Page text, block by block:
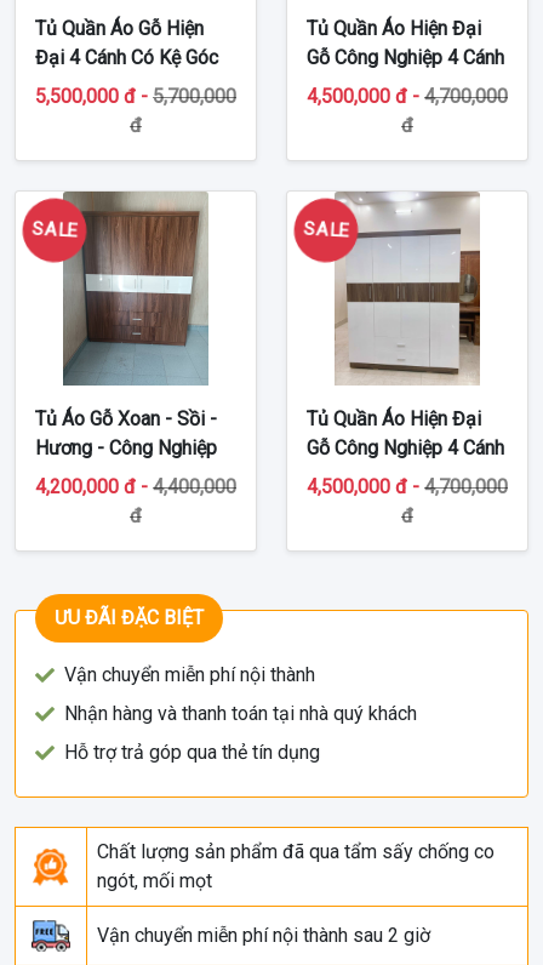
Tủ Quần Áo Gỗ Hiện
Đại 4 Cánh Có Kệ Góc
TT-MDF40
5,500,000 đ - 5,700,000
đ
Tủ Quần Áo Hiện Đại
Gỗ Công Nghiệp 4 Cánh
TT-G38
4,500,000 đ - 4,700,000
đ
SALE
Tủ Áo Gỗ Xoan - Sồi -
Hương - Công Nghiệp
TT-G35
4,200,000 đ - 4,400,000
đ
SALE
Tủ Quần Áo Hiện Đại
Gỗ Công Nghiệp 4 Cánh
MDF TT-G33
4,500,000 đ - 4,700,000
đ
ƯU ĐÃI ĐẶC BIỆT
Vận chuyển miễn phí nội thành
Nhận hàng và thanh toán tại nhà quý khách
Hỗ trợ trả góp qua thẻ tín dụng
Chất lượng sản phẩm đã qua tẩm sấy chống co
ngót, mối mọt
Vận chuyển miễn phí nội thành sau 2 giờ